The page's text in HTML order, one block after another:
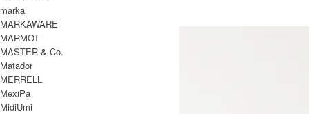
STUDIO NICHOLSON
スタジオニコルソン
marka
MARKAWARE
MARMOT
MASTER & Co.
Matador
MERRELL
MexiPa
MidiUmi